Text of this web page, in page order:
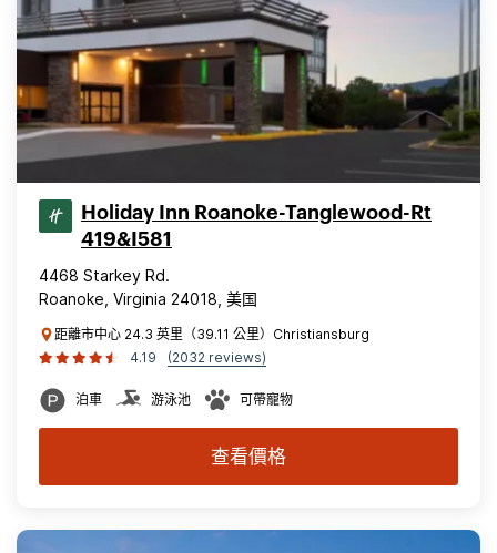
Holiday Inn Roanoke-Tanglewood-Rt
419&I581
4468 Starkey Rd.
Roanoke, Virginia 24018, 美国
距離市中心 24.3 英里（39.11 公里）Christiansburg
4.19
(2032 reviews)
泊車 游泳池 可帶寵物
查看價格